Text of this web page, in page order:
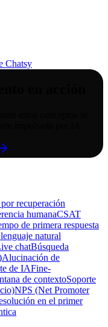
Chatsy
recuperación
humanaCSAT
de primera respuesta
natural
chatBúsqueda
Alucinación de
de IAFine-
de contextoSoporte
NPS (Net Promoter
en el primer